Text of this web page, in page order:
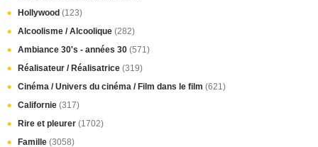
Hollywood (123)
Alcoolisme / Alcoolique (282)
Ambiance 30's - années 30 (571)
Réalisateur / Réalisatrice (319)
Cinéma / Univers du cinéma / Film dans le film (621)
Californie (317)
Rire et pleurer (1702)
Famille (3058)